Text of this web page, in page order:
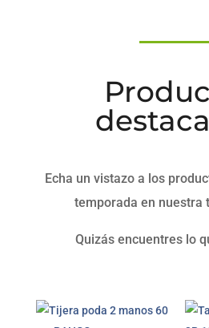
Echa un vistazo a los
temporada en nuestra
Quizás encuentres lo